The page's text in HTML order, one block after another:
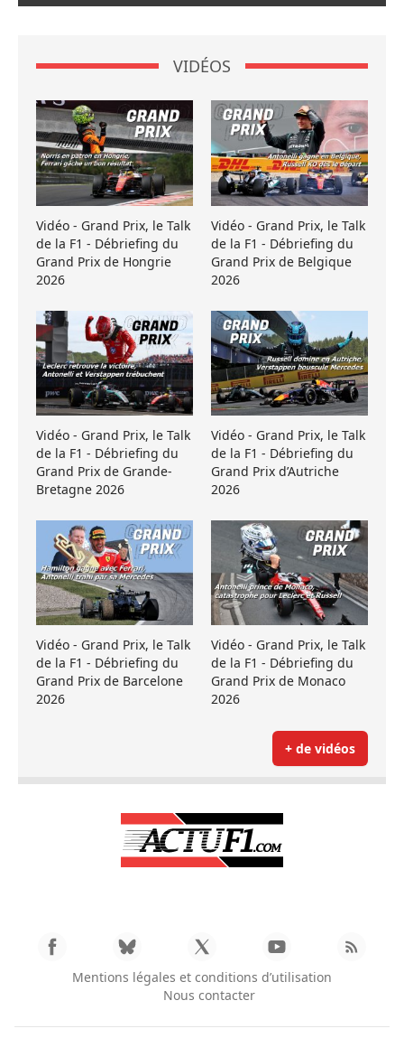
VIDÉOS
Vidéo - Grand Prix, le Talk
de la F1 - Débriefing du
Grand Prix de Hongrie
2026
Vidéo - Grand Prix, le Talk
de la F1 - Débriefing du
Grand Prix de Belgique
2026
Vidéo - Grand Prix, le Talk
de la F1 - Débriefing du
Grand Prix de Grande-
Bretagne 2026
Vidéo - Grand Prix, le Talk
de la F1 - Débriefing du
Grand Prix d’Autriche
2026
Vidéo - Grand Prix, le Talk
de la F1 - Débriefing du
Grand Prix de Barcelone
2026
Vidéo - Grand Prix, le Talk
de la F1 - Débriefing du
Grand Prix de Monaco
2026
+ de vidéos
Mentions légales et conditions d’utilisation
Nous contacter